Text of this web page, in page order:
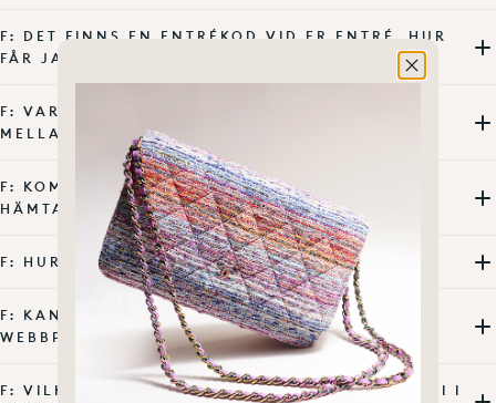
F: DET FINNS EN ENTRÉKOD VID ER ENTRÉ. HUR
FÅR JAG TAG PÅ DEN KODEN?
F: VARFÖR BEHÖVER JAG GÖRA EN BOKNING
MELLAN MÅNDAG OCH TORSDAG?
F: KOMMER JAG FORTFARANDE ATT KUNNA
HÄMTA MITT ONLINEKÖP KOSTNADSFRITT?
F: HUR BOKAR JAG EN TID?
F: KAN JAG SE ALLA VAROR SOM LISTAS PÅ ER
WEBBPLATS I UTSTÄLLNINGSLOKALEN?
F: VILKA BETALNINGSMETODER ACCEPTERAR NI I